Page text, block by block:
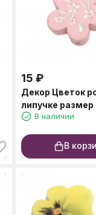
15 ₽
Декор Цветок
липучке
В наличии
В